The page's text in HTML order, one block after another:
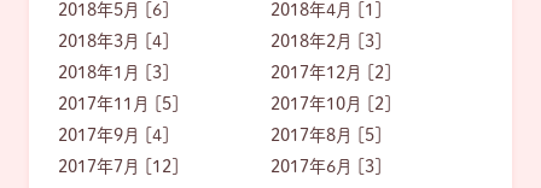
2018年5月 [6]
2018年4月 [1]
2018年3月 [4]
2018年2月 [3]
2018年1月 [3]
2017年12月 [2]
2017年11月 [5]
2017年10月 [2]
2017年9月 [4]
2017年8月 [5]
2017年7月 [12]
2017年6月 [3]